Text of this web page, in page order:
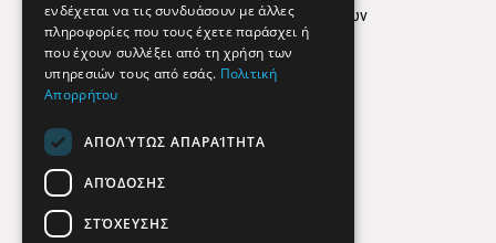
Πολιτική προστασίας δεδομένων
Findhere
Social Media
ενδέχεται να τις συνδυάσουν με άλλες
πληροφορίες που τους έχετε παράσχει ή
που έχουν συλλέξει από τη χρήση των
υπηρεσιών τους από εσάς. Πολιτική
Απορρήτου
ΑΠΟΛΎΤΩΣ ΑΠΑΡΑΊΤΗΤΑ
ΑΠΌΔΟΣΗΣ
ΣΤΌΧΕΥΣΗΣ